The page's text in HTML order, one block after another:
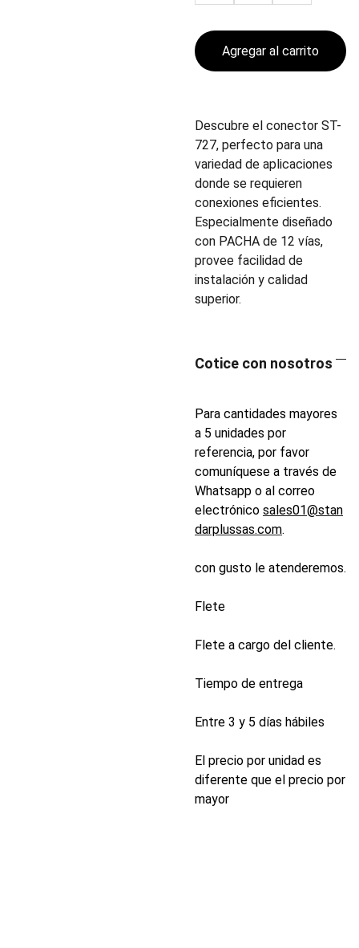
Agregar al carrito
Descubre el conector ST-
727, perfecto para una
variedad de aplicaciones
donde se requieren
conexiones eficientes.
Especialmente diseñado
con PACHA de 12 vías,
provee facilidad de
instalación y calidad
superior.
Cotice con nosotros
Para cantidades mayores
a 5 unidades por
referencia, por favor
comuníquese a través de
Whatsapp o al correo
electrónico sales01@stan
darplussas.com.
con gusto le atenderemos.
Flete
Flete a cargo del cliente.
Tiempo de entrega
Entre 3 y 5 días hábiles
El precio por unidad es
diferente que el precio por
mayor